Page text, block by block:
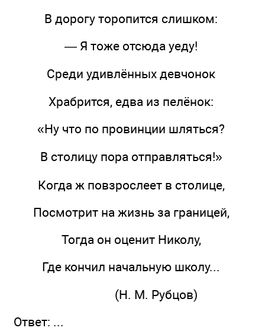
В дорогу торопится слишком:
— Я тоже отсюда уеду!
Среди удивлённых девчонок
Храбрится, едва из пелёнок:
«Ну что по провинции шляться?
В столицу пора отправляться!»
Когда ж повзрослеет в столице,
Посмотрит на жизнь за границей,
Тогда он оценит Николу,
Где кончил начальную школу...
(Н. М. Рубцов)
Ответ: ...